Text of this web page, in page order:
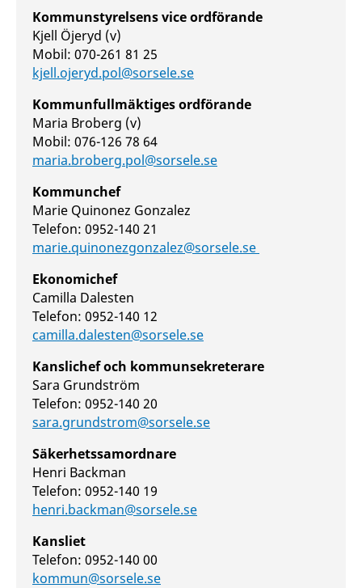
Kommunstyrelsens vice ordförande
Kjell Öjeryd (v)
Mobil: 070-261 81 25
kjell.ojeryd.pol@sorsele.se
Kommunfullmäktiges ordförande
Maria Broberg (v)
Mobil: 076-126 78 64
maria.broberg.pol@sorsele.se
Kommunchef
Marie Quinonez Gonzalez
Telefon: 0952-140 21
marie.quinonezgonzalez@sorsele.se
Ekonomichef
Camilla Dalesten
Telefon: 0952-140 12
camilla.dalesten@sorsele.se
Kanslichef och kommunsekreterare
Sara Grundström
Telefon: 0952-140 20
sara.grundstrom@sorsele.se
Säkerhetssamordnare
Henri Backman
Telefon: 0952-140 19
henri.backman@sorsele.se
Kansliet
Telefon: 0952-140 00
kommun@sorsele.se